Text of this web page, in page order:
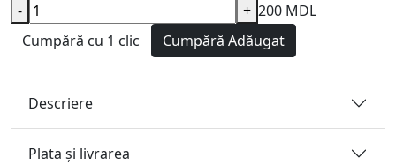
200 MDL
-
+
Cumpără cu 1 clic
Cumpără Adăugat
Descriere
Plata și livrarea